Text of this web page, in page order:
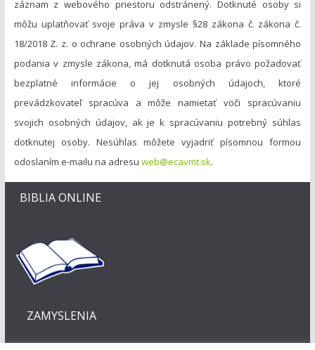
záznam z webového priestoru odstránený. Dotknuté osoby si
môžu uplatňovať svoje práva v zmysle §28 zákona č. zákona č.
18/2018 Z. z. o ochrane osobných údajov. Na základe písomného
podania v zmysle zákona, má dotknutá osoba právo požadovať
bezplatné informácie o jej osobných údajoch, ktoré
prevádzkovateľ spracúva a môže namietať voči spracúvaniu
svojich osobných údajov, ak je k spracúvaniu potrebný súhlas
dotknutej osoby. Nesúhlas môžete vyjadriť písomnou formou
odoslaním e-mailu na adresu web@ecavmt.sk.
BIBLIA ONLINE
ZAMYSLENIA